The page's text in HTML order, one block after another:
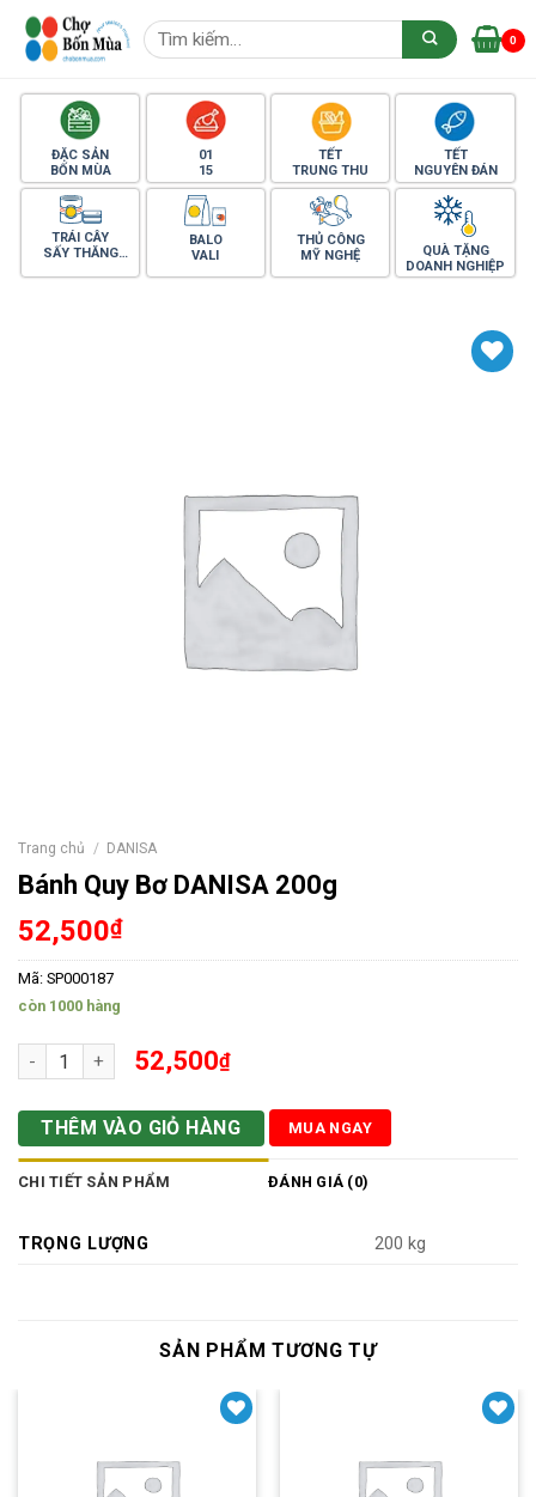
Skip
Tìm
kiếm:
0
ĐẶC SẢN
BỐN MÙA
01
15
TẾT
TRUNG THU
TẾT
NGUYÊN ĐÁN
TRÁI CÂY
SẤY THĂNG
BALO
VALI
THỦ CÔNG
MỸ NGHỆ
QUÀ TẶNG
DOANH NGHIỆP
Trang chủ / DANISA
Bánh Quy Bơ DANISA 200g
52,500₫
Mã: SP000187
còn 1000 hàng
Bánh Quy Bơ DANISA 200g số lượng
52,500₫
THÊM VÀO GIỎ HÀNG MUA NGAY
CHI TIẾT SẢN PHẨM ĐÁNH GIÁ (0)
TRỌNG LƯỢNG 200 kg
SẢN PHẨM TƯƠNG TỰ